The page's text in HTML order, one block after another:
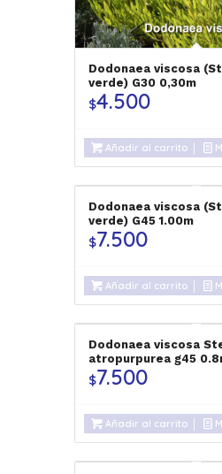
Dodonaea viscosa
verde) G30 0,30m
$4.500
Añadir al carrito
Dodonaea viscosa
verde) G45 1.00m
$7.500
Añadir al carrito
Dodonaea viscosa
atropurpurea g45
$7.500
Añadir al carrito